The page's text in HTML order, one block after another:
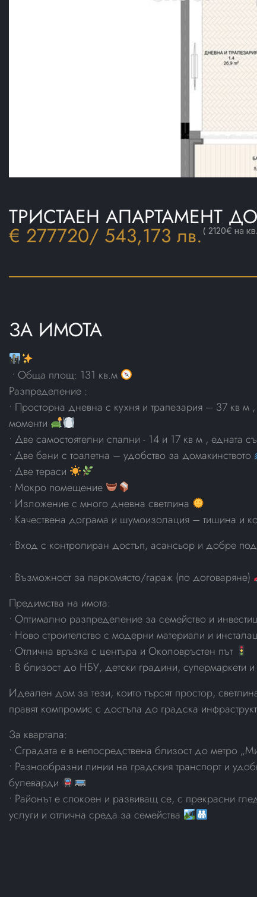
ТРИСТАЕН АПАРТАМЕНТ
€ 277720/ 543,173 лв. ( 2120€ на
ЗА ИМОТА
• Обща площ: 131 кв.м
Разпределение :
• Просторна дневна с кухня и трапезария – 37 кв
моменти
• Две самостоятелни спални - 14 и 17 кв м , едната
• Две бани с тоалетна – удобство за домакинството
• Две тераси
• Мокро помещение
• Изложение с много дневна светлина
• Качествена дограма и шумоизолация – тишина и
• Вход с контролиран достъп, асансьор и добре
• Възможност за паркомясто/гараж (по договаряне)
Предимства на имота:
• Оптимално разпределение за семейство и
• Ново строителство с модерни материали и
• Отлична връзка с центъра и Околовръстен път
• В близост до НБУ, детски градини, супермаркети
Идеален дом за тези, които търсят простор,
правят компромис с достъпа до градска
За квартала:
• Сградата е в непосредствена близост до метро
• Разнообразни линии на градския транспорт и
булеварди
• Районът е спокоен и развиващ се, с прекрасни
услуги и отлична среда за семейства